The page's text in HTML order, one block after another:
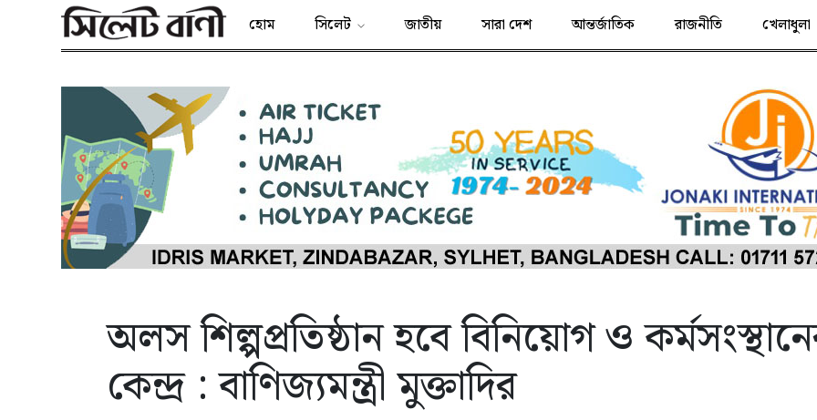
হোম সিলেট জাতীয় সারা দেশ আন্তর্জাতিক রাজনীতি খেলাধুলা
অলস শিল্পপ্রতিষ্ঠান হবে বিনিয়োগ ও
কেন্দ্র : বাণিজ্যমন্ত্রী মুক্তাদির